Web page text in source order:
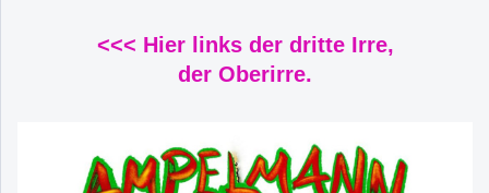
<<< Hier links der dritte Irre,
der Oberirre.